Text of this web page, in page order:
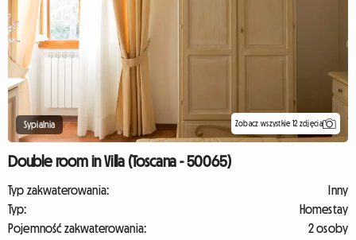
Sypialnia Zobacz wszystkie 12 zdjęcia
Double room in Villa (Toscana - 50065)
Typ zakwaterowania:
Inny
Typ:
Homestay
Pojemność zakwaterowania:
2 osoby